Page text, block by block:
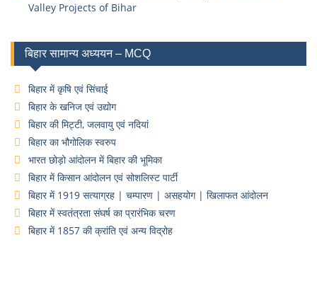
Valley Projects of Bihar
बिहार सामान्य अध्ययन – MCQ
बिहार में कृषि एवं सिंचाई
बिहार के खनिज एवं उद्योग
बिहार की मिट्टी, जलवायु एवं नदियां
बिहार का भौगोलिक स्वरुप
भारत छोड़ो आंदोलन में बिहार की भूमिका
बिहार में किसान आंदोलन एवं सोशलिस्ट पार्टी
बिहार में 1919 सत्याग्रह | चम्पारण | असहयोग | खिलाफत आंदोलन
बिहार में स्वतंत्रता संघर्ष का प्रारंभिक चरण
बिहार में 1857 की क्रांति एवं अन्य विद्रोह